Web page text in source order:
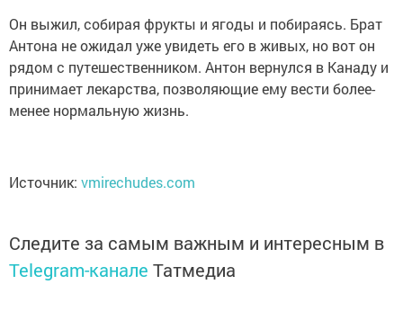
Он выжил, собирая фрукты и ягоды и побираясь. Брат
Антона не ожидал уже увидеть его в живых, но вот он
рядом с путешественником. Антон вернулся в Канаду и
принимает лекарства, позволяющие ему вести более-
менее нормальную жизнь.
Источник: vmirechudes.com
Следите за самым важным и интересным в
Telegram-канале Татмедиа